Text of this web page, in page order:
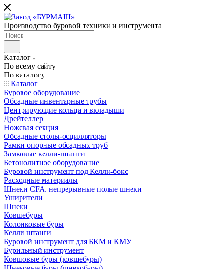
Производство буровой техники и инструмента
Каталог
По всему сайту
По каталогу
Каталог
Буровое оборудование
Обсадные инвентарные трубы
Центрирующие кольца и вкладыши
Дрейтеллер
Ножевая секция
Обсадные столы-осцилляторы
Рамки опорные обсадных труб
Замковые келли-штанги
Бетонолитное оборудование
Буровой инструмент под Келли-бокс
Расходные материалы
Шнеки CFA, непрерывные полые шнеки
Уширители
Шнеки
Ковшебуры
Колонковые буры
Келли штанги
Буровой инструмент для БКМ и КМУ
Бурильный инструмент
Ковшовые буры (ковшебуры)